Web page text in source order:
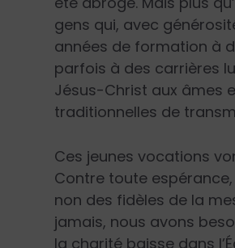
gens qui, avec
années de formation à
parfois à des carrières
Jésus-Christ aux âmes
traditionnelles de
Ces jeunes vocations
Contre toute
non des fidèles de la
jamais, nous avons
la charité baisse dans